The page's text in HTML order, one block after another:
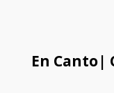
En Canto|